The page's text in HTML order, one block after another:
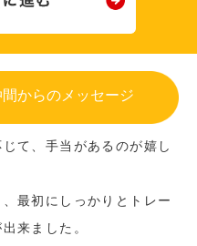
からのメッセージ
て、手当があるのが嬉し
最初にしっかりとトレー
来ました。